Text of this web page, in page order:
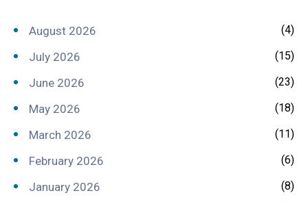
August 2026 (4)
July 2026 (15)
June 2026 (23)
May 2026 (18)
March 2026 (11)
February 2026 (6)
January 2026 (8)